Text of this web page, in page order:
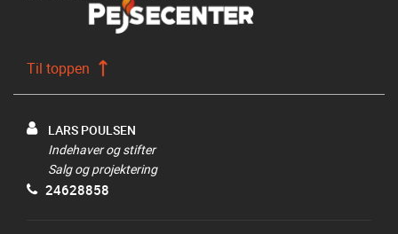
Til toppen
LARS POULSEN
Indehaver og stifter
Salg og projektering
24628858